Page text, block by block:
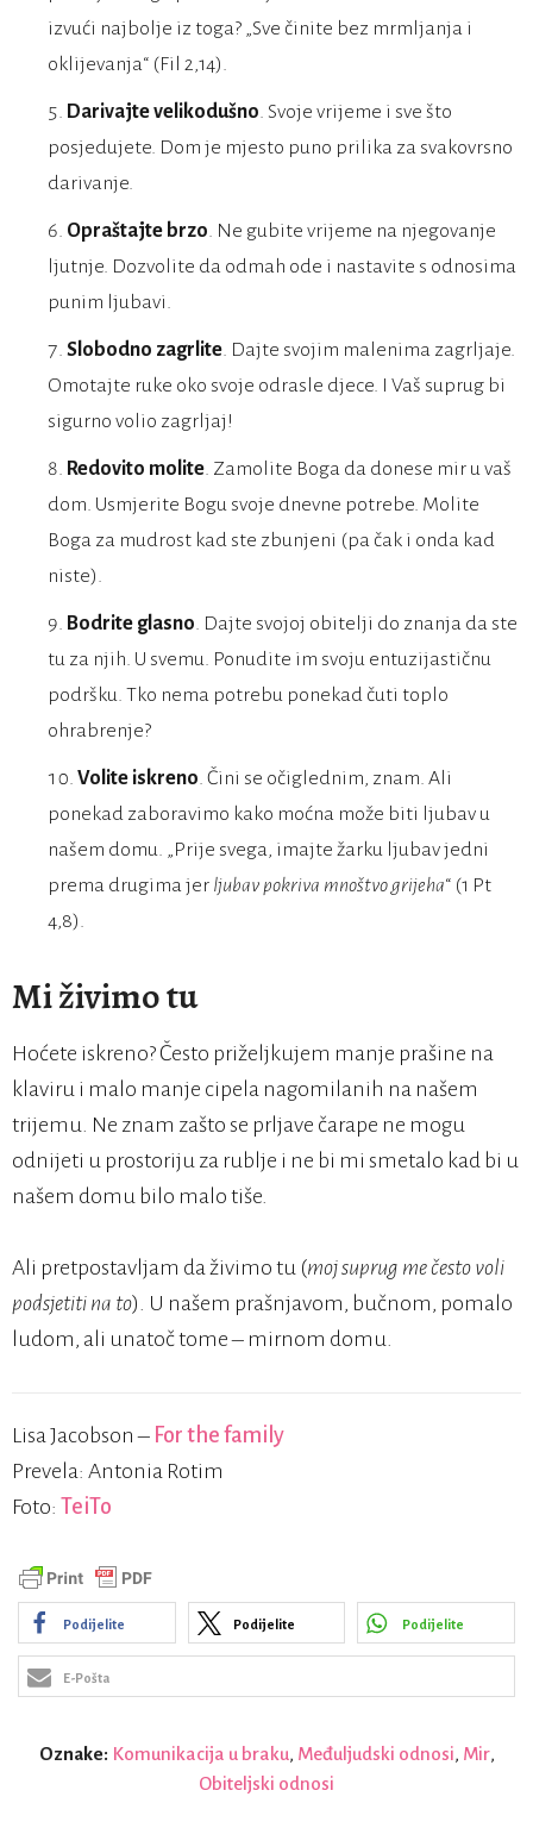
izvući najbolje iz toga? „Sve činite bez mrmljanja i
oklijevanja“ (Fil 2,14).
Darivajte velikodušno. Svoje vrijeme i sve što
posjedujete. Dom je mjesto puno prilika za svakovrsno
darivanje.
Opraštajte brzo. Ne gubite vrijeme na njegovanje
ljutnje. Dozvolite da odmah ode i nastavite s odnosima
punim ljubavi.
Slobodno zagrlite. Dajte svojim malenima zagrljaje.
Omotajte ruke oko svoje odrasle djece. I Vaš suprug bi
sigurno volio zagrljaj!
Redovito molite. Zamolite Boga da donese mir u vaš
dom. Usmjerite Bogu svoje dnevne potrebe. Molite
Boga za mudrost kad ste zbunjeni (pa čak i onda kad
niste).
Bodrite glasno. Dajte svojoj obitelji do znanja da ste
tu za njih. U svemu. Ponudite im svoju entuzijastičnu
podršku. Tko nema potrebu ponekad čuti toplo
ohrabrenje?
Volite iskreno. Čini se očiglednim, znam. Ali
ponekad zaboravimo kako moćna može biti ljubav u
našem domu. „Prije svega, imajte žarku ljubav jedni
prema drugima jer ljubav pokriva mnoštvo grijeha“ (1 Pt
4,8).
Mi živimo tu
Hoćete iskreno? Često priželjkujem manje prašine na
klaviru i malo manje cipela nagomilanih na našem
trijemu. Ne znam zašto se prljave čarape ne mogu
odnijeti u prostoriju za rublje i ne bi mi smetalo kad bi u
našem domu bilo malo tiše.
Ali pretpostavljam da živimo tu (moj suprug me često voli
podsjetiti na to). U našem prašnjavom, bučnom, pomalo
ludom, ali unatoč tome – mirnom domu.
Lisa Jacobson – For the family
Prevela: Antonia Rotim
Foto: TeiTo
Podijelite Podijelite Podijelite
E-Pošta
Oznake: Komunikacija u braku, Međuljudski odnosi, Mir,
Obiteljski odnosi